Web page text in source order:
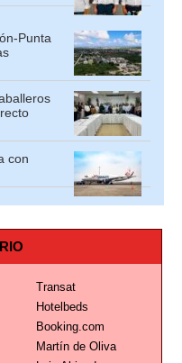
Punta
con
Transat
Hotelbeds
Booking.com
Martín de Oliva